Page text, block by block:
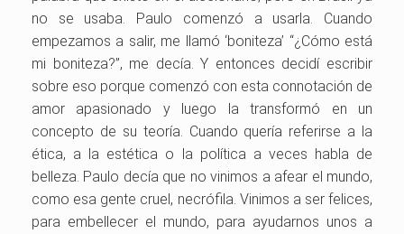
no se usaba. Paulo comenzó a usarla. Cuando
empezamos a salir, me llamó ‘boniteza’ “¿Cómo está
mi boniteza?”, me decía. Y entonces decidí escribir
sobre eso porque comenzó con esta connotación de
amor apasionado y luego la transformó en un
concepto de su teoría. Cuando quería referirse a la
ética, a la estética o la política a veces habla de
belleza. Paulo decía que no vinimos a afear el mundo,
como esa gente cruel, necrófila. Vinimos a ser felices,
para embellecer el mundo, para ayudarnos unos a